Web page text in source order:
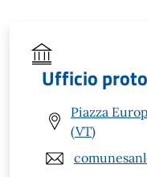
Ufficio
Piazza
(VT)